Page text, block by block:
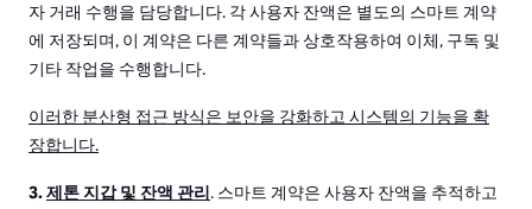
자 거래 수행을 담당합니다. 각 사용자 잔액은 별도의 스마트 계약
에 저장되며, 이 계약은 다른 계약들과 상호작용하여 이체, 구독 및
기타 작업을 수행합니다.
이러한 분산형 접근 방식은 보안을 강화하고 시스템의 기능을 확
장합니다.
3.제톤 지갑 및 잔액 관리 . 스마트 계약은 사용자 잔액을 추적하고